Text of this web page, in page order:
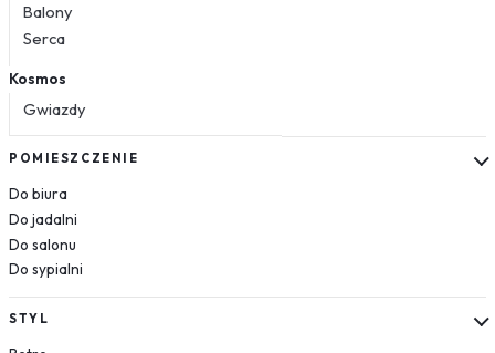
Balony
Serca
Kosmos
Gwiazdy
Kwiaty
Jedzenie
Pojazdy
Samochody
Samoloty
Helikoptery
POMIESZCZENIE
Do biura
Do jadalni
Do salonu
Do sypialni
STYL